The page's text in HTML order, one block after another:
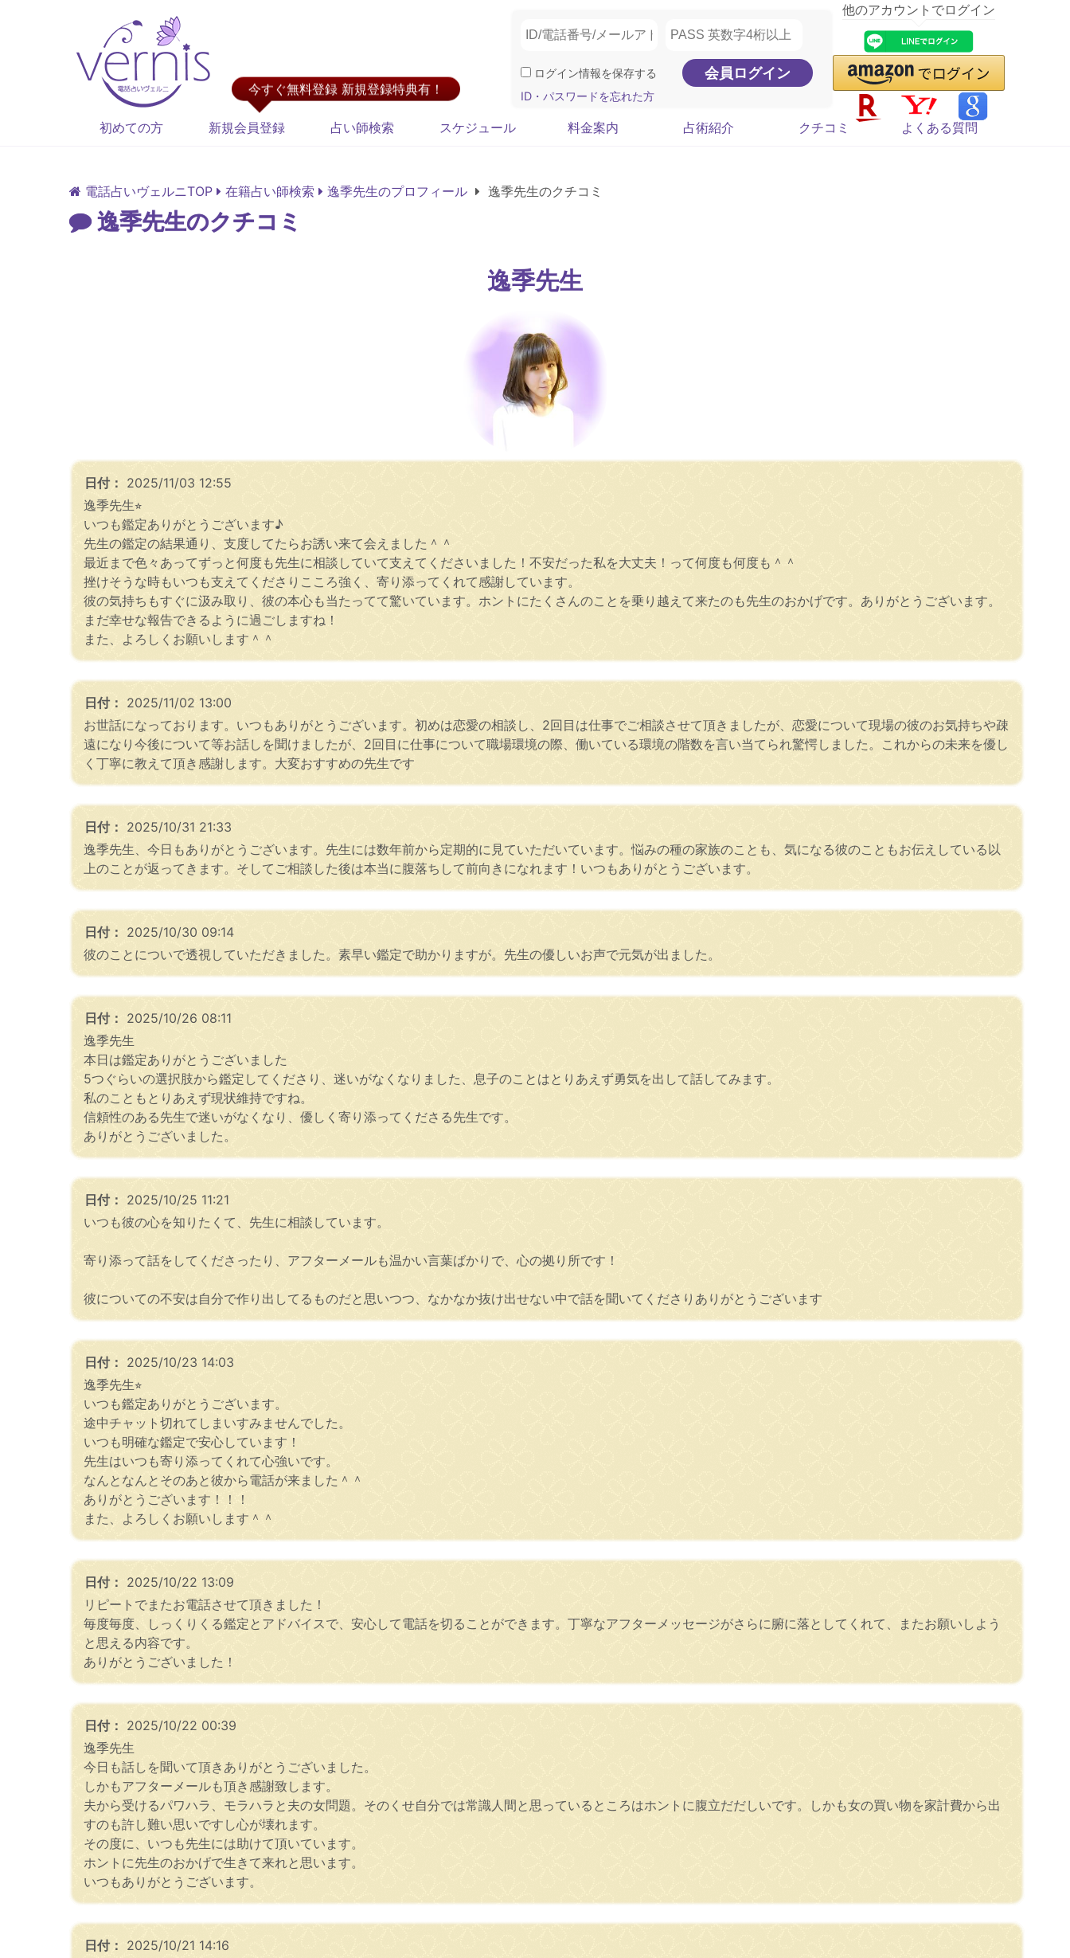
今すぐ無料登録 新規登録特典有！
ログイン情報を保存する
ID・パスワードを忘れた方
他のアカウントでログイン
初めての方 新規会員登録 占い師検索 スケジュール 料金案内 占術紹介 クチコミ よくある質問
電話占いヴェルニTOP 在籍占い師検索 逸季先生のプロフィール 逸季先生のクチコミ
逸季先生のクチコミ
逸季先生
日付： 2025/11/03 12:55
逸季先生⭐︎
いつも鑑定ありがとうございます♪
先生の鑑定の結果通り、支度してたらお誘い来て会えました＾＾
最近まで色々あってずっと何度も先生に相談していて支えてくださいました！不安だった私を大丈夫！って何度も何度も＾＾
挫けそうな時もいつも支えてくださりこころ強く、寄り添ってくれて感謝しています。
彼の気持ちもすぐに汲み取り、彼の本心も当たってて驚いています。ホントにたくさんのことを乗り越えて来たのも先生のおかげです。ありがとうございます。
まだ幸せな報告できるように過ごしますね！
また、よろしくお願いします＾＾
日付： 2025/11/02 13:00
お世話になっております。いつもありがとうございます。初めは恋愛の相談し、2回目は仕事でご相談させて頂きましたが、恋愛について現場の彼のお気持ちや疎
遠になり今後について等お話しを聞けましたが、2回目に仕事について職場環境の際、働いている環境の階数を言い当てられ驚愕しました。これからの未来を優し
く丁寧に教えて頂き感謝します。大変おすすめの先生です
日付： 2025/10/31 21:33
逸季先生、今日もありがとうございます。先生には数年前から定期的に見ていただいています。悩みの種の家族のことも、気になる彼のこともお伝えしている以
上のことが返ってきます。そしてご相談した後は本当に腹落ちして前向きになれます！いつもありがとうございます。
日付： 2025/10/30 09:14
彼のことについで透視していただきました。素早い鑑定で助かりますが。先生の優しいお声で元気が出ました。
日付： 2025/10/26 08:11
逸季先生
本日は鑑定ありがとうございました
5つぐらいの選択肢から鑑定してくださり、迷いがなくなりました、息子のことはとりあえず勇気を出して話してみます。
私のこともとりあえず現状維持ですね。
信頼性のある先生で迷いがなくなり、優しく寄り添ってくださる先生です。
ありがとうございました。
日付： 2025/10/25 11:21
いつも彼の心を知りたくて、先生に相談しています。
寄り添って話をしてくださったり、アフターメールも温かい言葉ばかりで、心の拠り所です！
彼についての不安は自分で作り出してるものだと思いつつ、なかなか抜け出せない中で話を聞いてくださりありがとうございます
日付： 2025/10/23 14:03
逸季先生⭐︎
いつも鑑定ありがとうございます。
途中チャット切れてしまいすみませんでした。
いつも明確な鑑定で安心しています！
先生はいつも寄り添ってくれて心強いです。
なんとなんとそのあと彼から電話が来ました＾＾
ありがとうございます！！！
また、よろしくお願いします＾＾
日付： 2025/10/22 13:09
リピートでまたお電話させて頂きました！
毎度毎度、しっくりくる鑑定とアドバイスで、安心して電話を切ることができます。丁寧なアフターメッセージがさらに腑に落としてくれて、またお願いしよう
と思える内容です。
ありがとうございました！
日付： 2025/10/22 00:39
逸季先生
今日も話しを聞いて頂きありがとうございました。
しかもアフターメールも頂き感謝致します。
夫から受けるパワハラ、モラハラと夫の女問題。そのくせ自分では常識人間と思っているところはホントに腹立だだしいです。しかも女の買い物を家計費から出
すのも許し難い思いですし心が壊れます。
その度に、いつも先生には助けて頂いています。
ホントに先生のおかげで生きて来れと思います。
いつもありがとうございます。
日付： 2025/10/21 14:16